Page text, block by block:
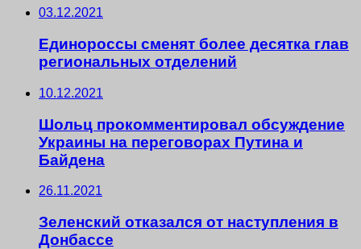
03.12.2021
Единороссы сменят более десятка глав
региональных отделений
10.12.2021
Шольц прокомментировал обсуждение
Украины на переговорах Путина и
Байдена
26.11.2021
Зеленский отказался от наступления в
Донбассе